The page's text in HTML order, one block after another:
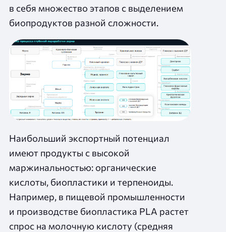
в себя множество этапов с выделением
биопродуктов разной сложности.
Наибольший экспортный потенциал
имеют продукты с высокой
маржинальностью: органические
кислоты, биопластики и терпеноиды.
Например, в пищевой промышленности
и производстве биопластика PLA растет
спрос на молочную кислоту (средняя